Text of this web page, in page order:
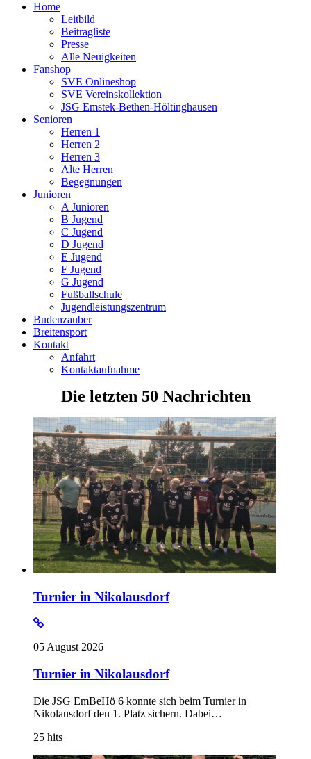
Home
Leitbild
Beitragliste
Presse
Alle Neuigkeiten
Fanshop
SVE Onlineshop
SVE Vereinskollektion
JSG Emstek-Bethen-Höltinghausen
Senioren
Herren 1
Herren 2
Herren 3
Alte Herren
Begegnungen
Junioren
A Junioren
B Jugend
C Jugend
D Jugend
E Jugend
F Jugend
G Jugend
Fußballschule
Jugendleistungszentrum
Budenzauber
Breitensport
Kontakt
Anfahrt
Kontaktaufnahme
Die letzten 50 Nachrichten
Turnier in Nikolausdorf
05 August 2026
Turnier in Nikolausdorf
Die JSG EmBeHö 6 konnte sich beim Turnier in
Nikolausdorf den 1. Platz sichern. Dabei…
25 hits